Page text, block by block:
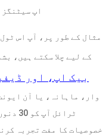
اپ
مثال کے طور پر، آپ اس
کے لیے چلا سکتے ہیں،
بیک اپ، اور
وار، ماہانہ، یا آن
خصوصیات کا مفت تجربہ